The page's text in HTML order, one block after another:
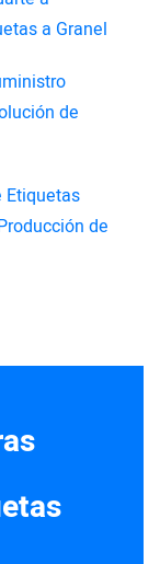
a Granel
de
Etiquetas
de